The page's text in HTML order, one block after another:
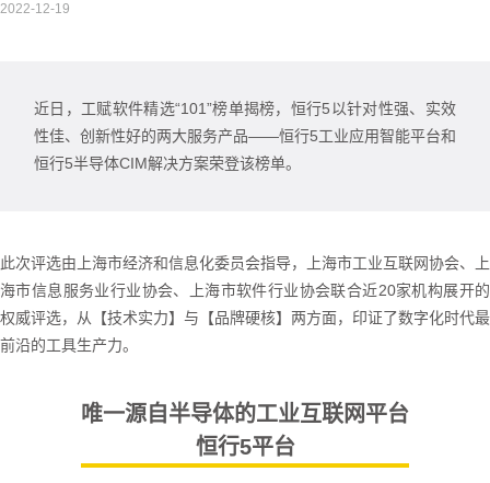
2022-12-19
近日，工赋软件精选“101”榜单揭榜，恒行5以针对性强、实效
性佳、创新性好的两大服务产品——恒行5工业应用智能平台和
恒行5半导体CIM解决方案荣登该榜单。
此次评选由上海市经济和信息化委员会指导，上海市工业互联网协会、上
海市信息服务业行业协会、上海市软件行业协会联合近20家机构展开的
权威评选，从【技术实力】与【品牌硬核】两方面，印证了数字化时代最
前沿的工具生产力。
唯一源自半导体的工业互联网平台
恒行5平台